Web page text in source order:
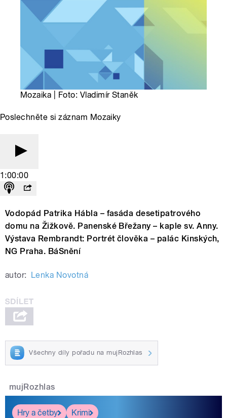
Mozaika | Foto: Vladimír Staněk
Poslechněte si záznam Mozaiky
1:00:00
Vodopád Patrika Hábla – fasáda desetipatrového
domu na Žižkově. Panenské Břežany – kaple sv. Anny.
Výstava Rembrandt: Portrét člověka – palác Kinských,
NG Praha. BáSnění
autor: Lenka Novotná
Všechny díly pořadu na mujRozhlas
mujRozhlas
Hry a četby
Krimi